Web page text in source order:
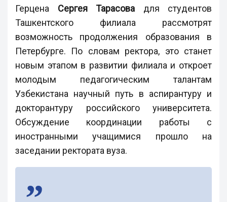
Герцена Сергея Тарасова для студентов
Ташкентского филиала рассмотрят
возможность продолжения образования в
Петербурге. По словам ректора, это станет
новым этапом в развитии филиала и откроет
молодым педагогическим талантам
Узбекистана научный путь в аспирантуру и
докторантуру российского университета.
Обсуждение координации работы с
иностранными учащимися прошло на
заседании ректората вуза.